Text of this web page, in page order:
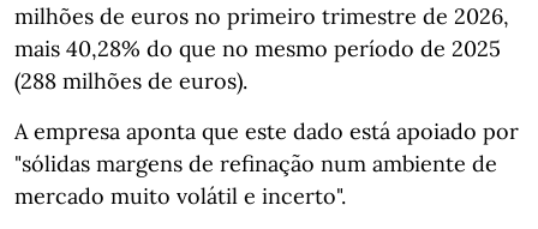
milhões de euros no primeiro trimestre de 2026,
mais 40,28% do que no mesmo período de 2025
(288 milhões de euros).
A empresa aponta que este dado está apoiado por
"sólidas margens de refinação num ambiente de
mercado muito volátil e incerto".